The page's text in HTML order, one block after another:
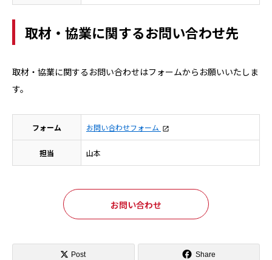
取材・協業に関するお問い合わせ先
取材・協業に関するお問い合わせはフォームからお願いいたしま
す。
フォーム お問い合わせフォーム
担当 山本
お問い合わせ
Post Share